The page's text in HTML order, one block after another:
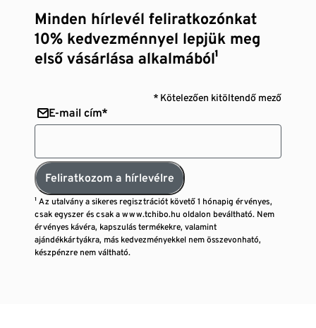
Minden hírlevél feliratkozónkat
10% kedvezménnyel lepjük meg
első vásárlása alkalmából¹
* Kötelezően kitöltendő mező
E-mail cím*
Feliratkozom a hírlevélre
¹ Az utalvány a sikeres regisztrációt követő 1 hónapig érvényes,
csak egyszer és csak a www.tchibo.hu oldalon beváltható. Nem
érvényes kávéra, kapszulás termékekre, valamint
ajándékkártyákra, más kedvezményekkel nem összevonható,
készpénzre nem váltható.